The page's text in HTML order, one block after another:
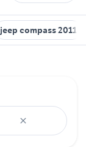
jeep compass 2011